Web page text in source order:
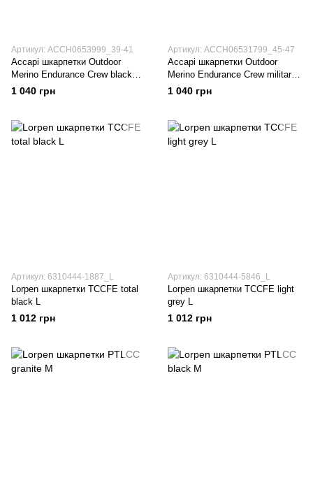
Артикул: ACCH0653999_39-41
Accapi шкарпетки Outdoor
Merino Endurance Crew black
39-41
1 040 грн
Артикул: ACCH06531799_45-47
Accapi шкарпетки Outdoor
Merino Endurance Crew military
45-47
1 040 грн
Артикул: 6310444-1887_L
Lorpen шкарпетки TCCFE total
black L
1 012 грн
Артикул: 6310444-5846_L
Lorpen шкарпетки TCCFE light
grey L
1 012 грн